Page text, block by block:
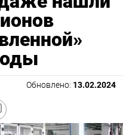
Обновлено: 13.02.2024